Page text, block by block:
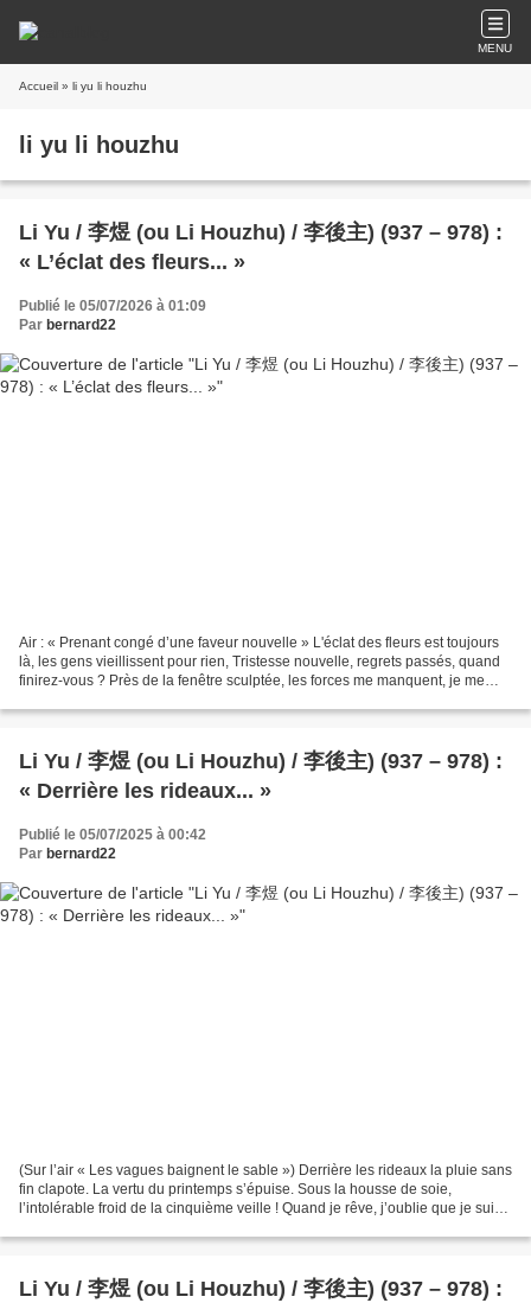
MENU
Accueil » li yu li houzhu
li yu li houzhu
Li Yu / 李煜 (ou Li Houzhu) / 李後主) (937 – 978) :
« L’éclat des fleurs... »
Publié le 05/07/2026 à 01:09
Par bernard22
Air : « Prenant congé d’une faveur nouvelle » L'éclat des fleurs est toujours
là, les gens vieillissent pour rien, Tristesse nouvelle, regrets passés, quand
finirez-vous ? Près de la fenêtre sculptée, les forces me manquent, je me
Li Yu / 李煜 (ou Li Houzhu) / 李後主) (937 – 978) :
« Derrière les rideaux... »
Publié le 05/07/2025 à 00:42
Par bernard22
(Sur l’air « Les vagues baignent le sable ») Derrière les rideaux la pluie sans
fin clapote. La vertu du printemps s’épuise. Sous la housse de soie,
l’intolérable froid de la cinquième veille ! Quand je rêve, j’oublie que je suis
Li Yu / 李煜 (ou Li Houzhu) / 李後主) (937 – 978) :